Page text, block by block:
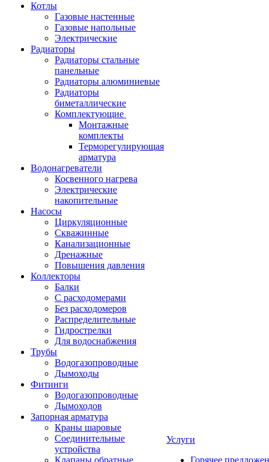
Котлы
Газовые настенные
Газовые напольные
Электрические
Радиаторы
Радиаторы стальные
панельные
Радиаторы алюминиевые
Радиаторы
биметаллические
Комплектующие
Монтажные
комплекты
Терморегулирующая
арматура
Водонагреватели
Косвенного нагрева
Электрические
накопительные
Насосы
Циркуляционные
Скважинные
Канализационные
Дренажные
Повышения давления
Коллекторы
Балки
С расходомерами
Без расходомеров
Распределительные
Гидрострелки
Для водоснабжения
Трубы
Водогазопроводные
Дымоходы
Фитинги
Водогазопроводные
Дымоходов
Запорная арматура
Краны шаровые
Соединительные
устройства
Клапаны обратные
Услуги
Горячее